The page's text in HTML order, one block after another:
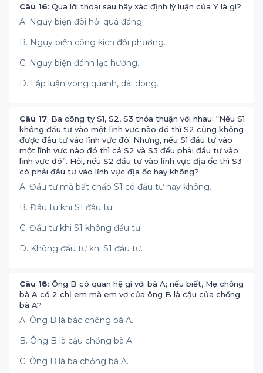
Câu 16: Qua lời thoại sau hãy xác định lý luận của Y là gì?
A. Ngụy biện đòi hỏi quá đáng.
B. Ngụy biện công kích đối phương.
C. Ngụy biện đánh lạc hướng.
D. Lập luận vòng quanh, dài dòng.
Câu 17: Ba công ty S1, S2, S3 thỏa thuận với nhau: “Nếu S1
không đầu tư vào một lĩnh vực nào đó thì S2 cũng không
được đầu tư vào lĩnh vực đó. Nhưng, nếu S1 đầu tư vào
một lĩnh vực nào đó thì cả S2 và S3 đều phải đầu tư vào
lĩnh vực đó”. Hỏi, nếu S2 đầu tư vào lĩnh vực địa ốc thì S3
có phải đầu tư vào lĩnh vực địa ốc hay không?
A. Đầu tư mà bất chấp S1 có đầu tư hay không.
B. Đầu tư khi S1 đầu tư.
C. Đầu tư khi S1 không đầu tư.
D. Không đầu tư khi S1 đầu tư.
Câu 18: Ông B có quan hệ gì với bà A; nếu biết, Mẹ chồng
bà A có 2 chị em mà em vợ của ông B là cậu của chồng
bà A?
A. Ông B là bác chồng bà A.
B. Ông B là cậu chồng bà A.
C. Ông B là ba chồng bà A.